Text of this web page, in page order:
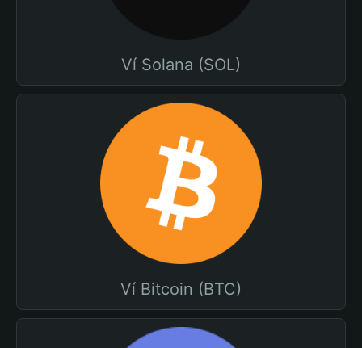
Ví Solana (SOL)
Ví Bitcoin (BTC)